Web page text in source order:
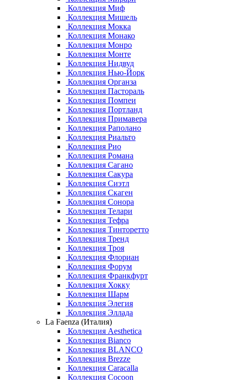
Коллекция Миф
Коллекция Мишель
Коллекция Мокка
Коллекция Монако
Коллекция Монро
Коллекция Монте
Коллекция Нидвуд
Коллекция Нью-Йорк
Коллекция Органза
Коллекция Пастораль
Коллекция Помпеи
Коллекция Портланд
Коллекция Примавера
Коллекция Раполано
Коллекция Риальто
Коллекция Рио
Коллекция Романа
Коллекция Сагано
Коллекция Сакура
Коллекция Сиэтл
Коллекция Скаген
Коллекция Сонора
Коллекция Телари
Коллекция Тефра
Коллекция Тинторетто
Коллекция Тренд
Коллекция Троя
Коллекция Флориан
Коллекция Форум
Коллекция Франкфурт
Коллекция Хокку
Коллекция Шарм
Коллекция Элегия
Коллекция Эллада
La Faenza (Италия)
Коллекция Aesthetica
Коллекция Bianco
Коллекция BLANCO
Коллекция Brezze
Коллекция Caracalla
Коллекция Cocoon